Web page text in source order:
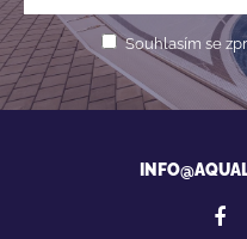
Souhlasím se